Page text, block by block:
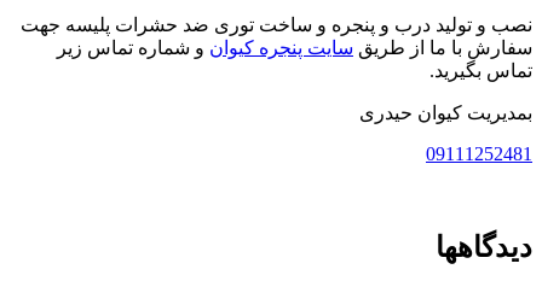
نصب و تولید درب و پنجره و ساخت توری ضد حشرات پلیسه جهت
سفارش با ما از طریق سایت پنجره کیوان و شماره تماس زیر
تماس بگیرید.
بمدیریت کیوان حیدری
09111252481
دیدگاهها